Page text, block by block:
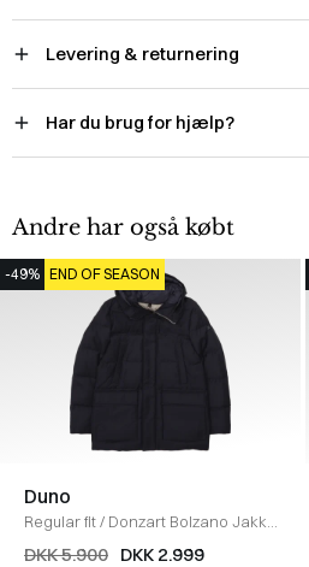
Levering & returnering
Har du brug for hjælp?
Andre har også købt
-49% END OF SEASON
Duno
Regular fit/ Donzart Bolzano Jakke
/NAVY
DKK 5.900 DKK 2.999